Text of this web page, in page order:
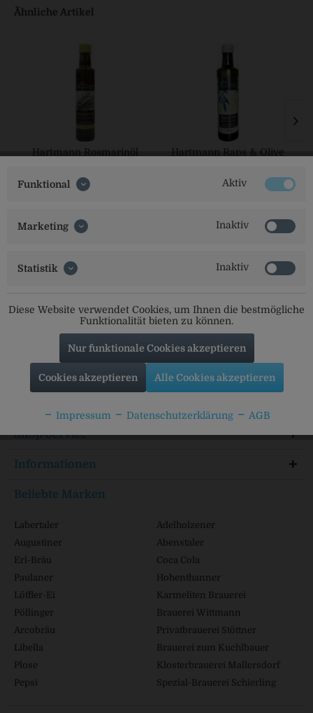
Ähnliche Artikel
Hartmann Rosmarinöl Hartmann Raps & Olive
Social Media
Folgt uns auf unseren Kanälen für alle Neuigkeiten:
Shop Service
Informationen
Beliebte Marken
Labertaler
Adelholzener
Augustiner
Abenstaler
Erl-Bräu
Coca Cola
Paulaner
Hohenthanner
Löffler-Ei
Karmeliten Brauerei
Pöllinger
Brauerei Wittmann
Arcobräu
Privatbrauerei Stöttner
Libella
Brauerei zum Kuchlbauer
Plose
Klosterbrauerei Mallersdorf
Pepsi
Spezial-Brauerei Schierling
Funktional Aktiv
Marketing Inaktiv
Statistik Inaktiv
Diese Website verwendet Cookies, um Ihnen die bestmögliche
Funktionalität bieten zu können.
Nur funktionale Cookies akzeptieren
Cookies akzeptieren Alle Cookies akzeptieren
Impressum Datenschutzerklärung AGB